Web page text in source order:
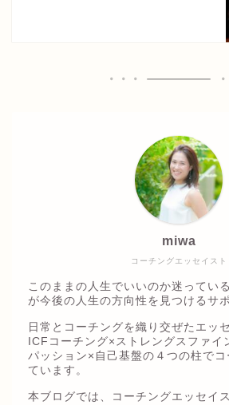
コーチングエッセイスト
miwa
このままの人生でいいのか迷ってい
が今後の人生の方向性を見つけるサ
日常とコーチングを織り交ぜたエッ
ICFコーチング×ストレングスファイ
パッション×自己基盤の４つの柱でコ
ています。
本ブログでは、コーチングエッセイ